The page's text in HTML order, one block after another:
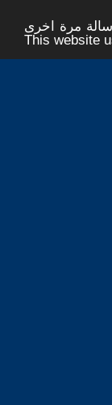
مرة اخرى -
This website